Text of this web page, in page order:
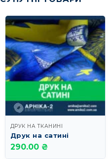
ДРУК НА ТКАНИНІ
Друк на сатині
290.00 ₴